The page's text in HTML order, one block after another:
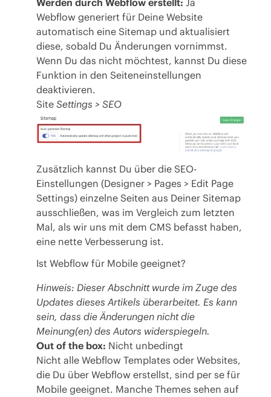
Werden durch Webflow erstellt: Ja
Webflow generiert für Deine Website
automatisch eine Sitemap und aktualisiert
diese, sobald Du Änderungen vornimmst.
Wenn Du das nicht möchtest, kannst Du diese
Funktion in den Seiteneinstellungen
deaktivieren.
Site Settings > SEO
Zusätzlich kannst Du über die SEO-
Einstellungen (Designer > Pages > Edit Page
Settings) einzelne Seiten aus Deiner Sitemap
ausschließen, was im Vergleich zum letzten
Mal, als wir uns mit dem CMS befasst haben,
eine nette Verbesserung ist.
Ist Webflow für Mobile geeignet?
Hinweis: Dieser Abschnitt wurde im Zuge des
Updates dieses Artikels überarbeitet. Es kann
sein, dass die Änderungen nicht die
Meinung(en) des Autors widerspiegeln.
Out of the box: Nicht unbedingt
Nicht alle Webflow Templates oder Websites,
die Du über Webflow erstellst, sind per se für
Mobile geeignet. Manche Themes sehen auf